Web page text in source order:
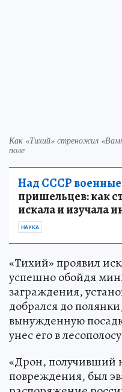
Как «Тихий» стреножил
поле
Над СССР военные
пришельцев: как
искала и изучала
НАУКА
«Тихий» проявил
успешно обойдя
заграждения,
добрался до
вынужденную
унес его в
«Дрон, получивший
повреждения, был